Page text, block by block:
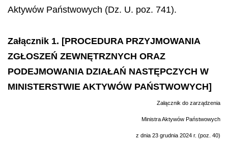
Aktywów Państwowych (Dz. U. poz. 741).
Załącznik 1. [PROCEDURA PRZYJMOWANIA
ZGŁOSZEŃ ZEWNĘTRZNYCH ORAZ
PODEJMOWANIA DZIAŁAŃ NASTĘPCZYCH W
MINISTERSTWIE AKTYWÓW PAŃSTWOWYCH]
Załącznik do zarządzenia
Ministra Aktywów Państwowych
z dnia 23 grudnia 2024 r. (poz. 40)